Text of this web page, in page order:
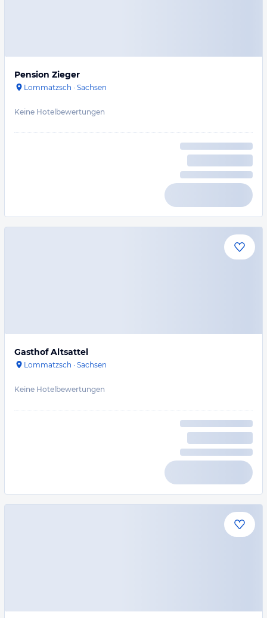
Pension Zieger
Lommatzsch · Sachsen
Keine Hotelbewertungen
Gasthof Altsattel
Lommatzsch · Sachsen
Keine Hotelbewertungen